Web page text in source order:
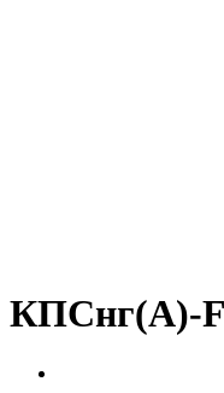
КПСнг(А)-